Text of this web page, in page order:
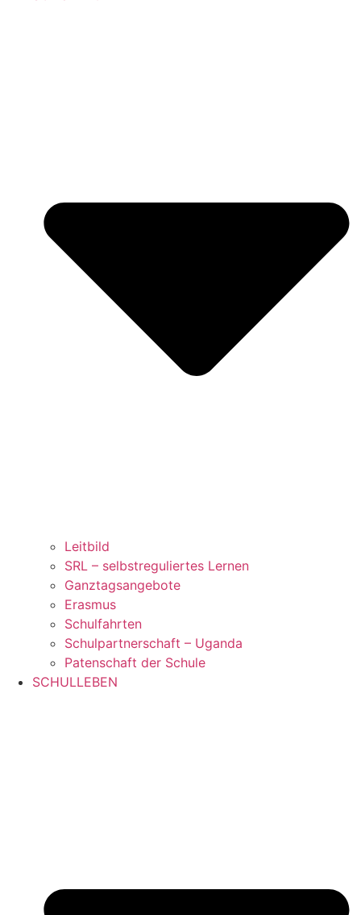
Leitbild
SRL – selbstreguliertes Lernen
Ganztagsangebote
Erasmus
Schulfahrten
Schulpartnerschaft – Uganda
Patenschaft der Schule
SCHULLEBEN